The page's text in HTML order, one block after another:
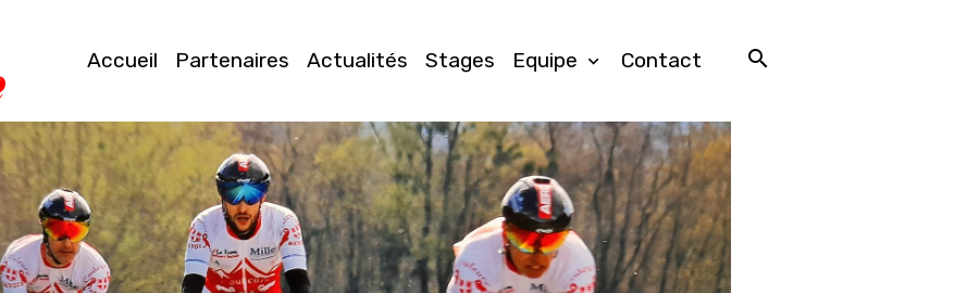
Accueil Partenaires Actualités Stages Equipe Contact